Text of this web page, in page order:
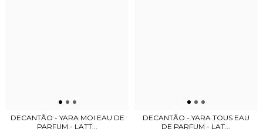
DECANTÃO - YARA MOI EAU DE
PARFUM - LATT...
DECANTÃO - YARA TOUS EAU
DE PARFUM - LAT...